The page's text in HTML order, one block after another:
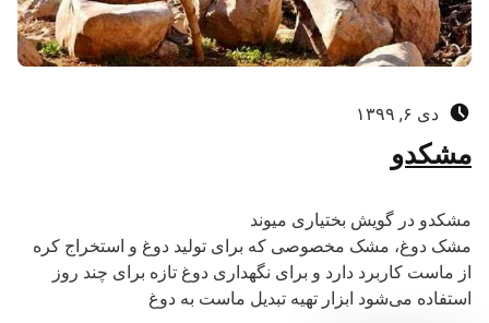
ارسال‌شده در:دی ۶, ۱۳۹۹
مشکدو
مشکدو در گویش بختیاری میوند
مشک دوغ، مشک مخصوصی که برای تولید دوغ و استخراج کره
از ماست کاربرد دارد و برای نگهداری دوغ تازه برای چند روز
استفاده می‌شود ابزار تهیه تبدیل ماست به دوغ